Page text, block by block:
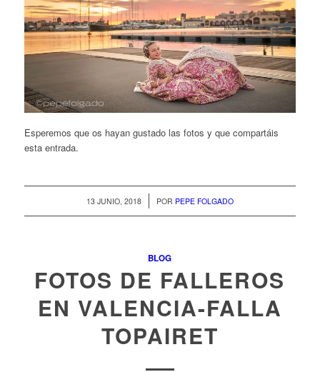
Esperemos que os hayan gustado las fotos y que compartáis
esta entrada.
13 JUNIO, 2018
/ POR PEPE FOLGADO
BLOG
FOTOS DE FALLEROS
EN VALENCIA-FALLA
TOPAIRET